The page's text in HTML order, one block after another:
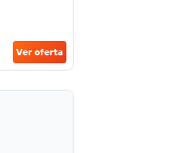
Ver oferta